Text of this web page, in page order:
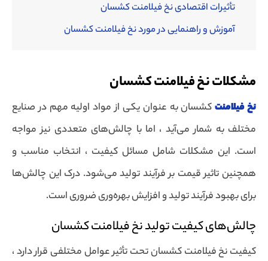
تأثیرات اقتصادی نخ فیلامنت کشسان
آموزش و راهنمایی در مورد نخ فیلامنت کشسان
مشکلات نخ فیلامنت کشسان
نخ فیلامنتکشسان به عنوان یکی از مواد اولیه مهم در صنایع
مختلف به شمار می‌آید ، اما با چالش‌های متعددی نیز مواجه
است. این مشکلات شامل مسائل کیفیت ، انتخاب مناسب و
همچنین تاثیر قیمت بر فرآیند تولید می‌شود. درک این چالش‌ها
برای بهبود فرآیند تولید و افزایش بهره‌وری ضروری است.
چالش‌های کیفیت تولید نخ فیلامنت کشسان
کیفیت نخ فیلامنت کشسان تحت تأثیر عوامل مختلفی قرار دارد ،